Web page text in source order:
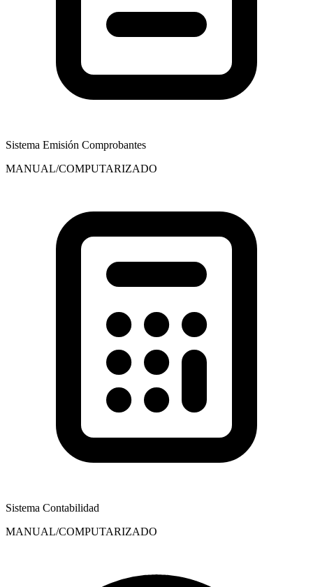
Sistema Emisión Comprobantes
MANUAL/COMPUTARIZADO
Sistema Contabilidad
MANUAL/COMPUTARIZADO